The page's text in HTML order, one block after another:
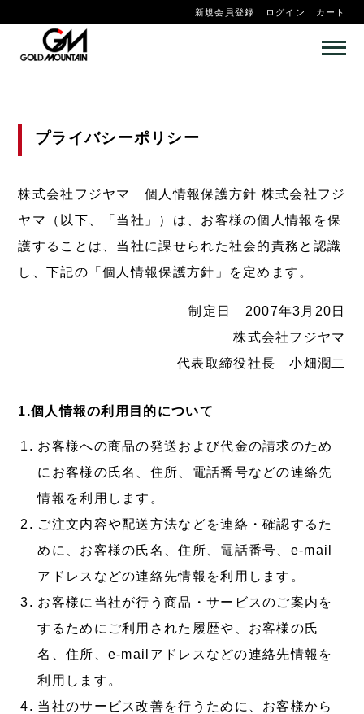
新規会員登録 ログイン カート
プライバシーポリシー
株式会社フジヤマ 個人情報保護方針 株式会社フジ
ヤマ（以下、「当社」）は、お客様の個人情報を保
護することは、当社に課せられた社会的責務と認識
し、下記の「個人情報保護方針」を定めます。
制定日 2007年3月20日
株式会社フジヤマ
代表取締役社長 小畑潤二
1.個人情報の利用目的について
お客様への商品の発送および代金の請求のため
にお客様の氏名、住所、電話番号などの連絡先
情報を利用します。
ご注文内容や配送方法などを連絡・確認するた
めに、お客様の氏名、住所、電話番号、e-mail
アドレスなどの連絡先情報を利用します。
お客様に当社が行う商品・サービスのご案内を
するためにご利用された履歴や、お客様の氏
名、住所、e-mailアドレスなどの連絡先情報を
利用します。
当社のサービス改善を行うために、お客様から